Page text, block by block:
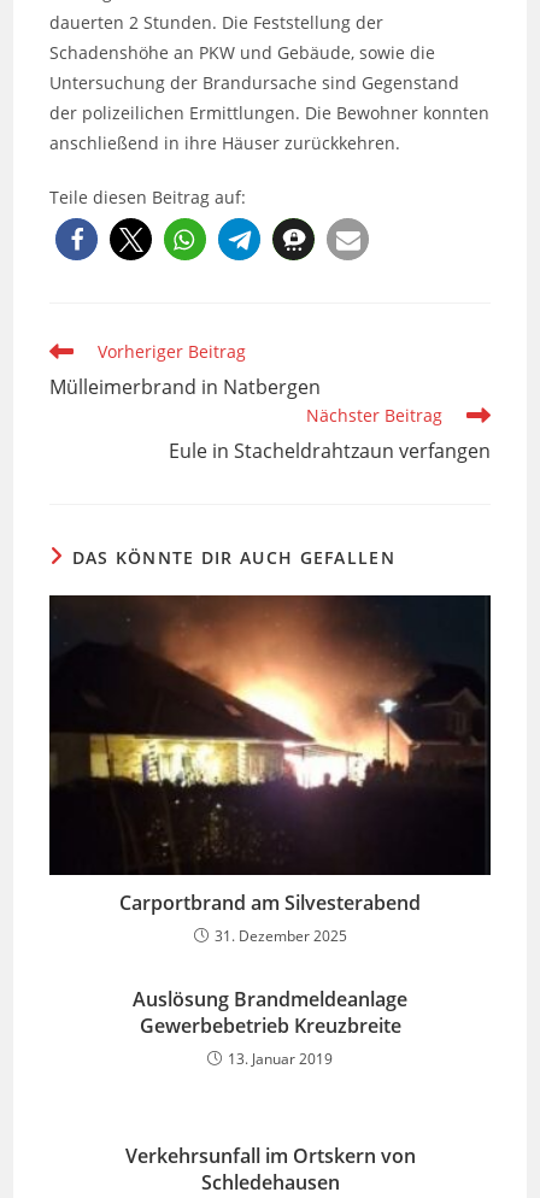
dauerten 2 Stunden. Die Feststellung der
Schadenshöhe an PKW und Gebäude, sowie die
Untersuchung der Brandursache sind Gegenstand
der polizeilichen Ermittlungen. Die Bewohner konnten
anschließend in ihre Häuser zurückkehren.
Teile diesen Beitrag auf:
Weitere
ansehen
Vorheriger Beitrag
Mülleimerbrand in Natbergen
Nächster Beitrag
Eule in Stacheldrahtzaun verfangen
DAS KÖNNTE DIR AUCH GEFALLEN
Carportbrand am Silvesterabend
31. Dezember 2025
Auslösung Brandmeldeanlage
Gewerbebetrieb Kreuzbreite
13. Januar 2019
Verkehrsunfall im Ortskern von
Schledehausen